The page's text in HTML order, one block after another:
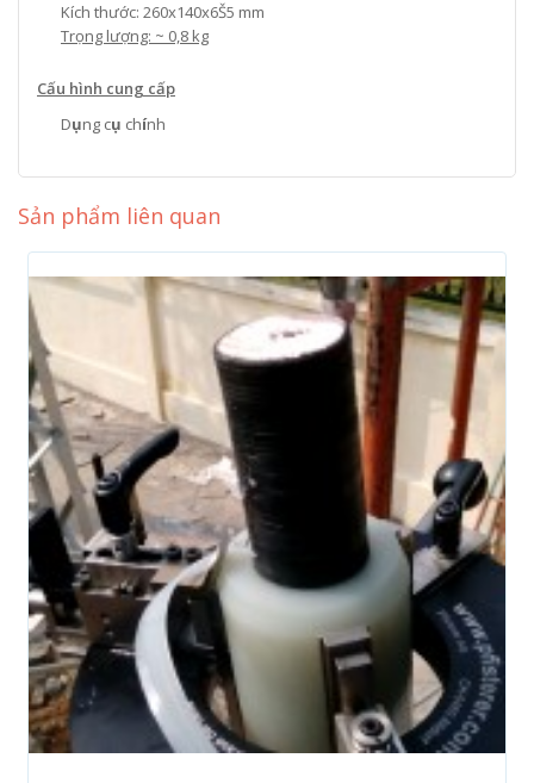
Kích thước: 260x140x6Š5 mm
Trọng lượng: ~ 0,8 kg
Cấu hình cung cấp
Dụng cụ chính
Sản phẩm liên quan